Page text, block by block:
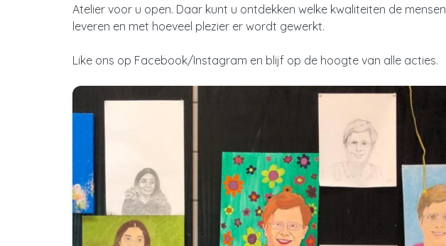
Atelier voor u open. Daar kunt u ontdekken welke kwaliteiten de mensen
leveren en met hoeveel plezier er wordt gewerkt.
Like ons op Facebook/Instagram en blijf op de hoogte van alle acties.